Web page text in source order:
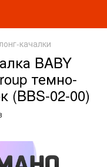
качалки
BABY
темно-
(BBS-02-00)